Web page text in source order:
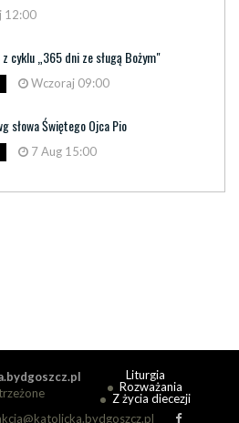
12:00
cyklu „365 dni ze sługą Bożym"
Wczoraj 09:00
słowa Świętego Ojca Pio
7 Aug 15:00
Liturgia
Rozważania
Z życia diecezji